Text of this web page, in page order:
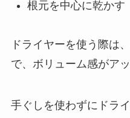
根元を中心に乾かす
ドライヤーを使う際は
で、ボリューム感がアッ
手ぐしを使わずにドラ